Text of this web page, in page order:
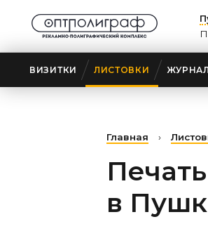
ВИЗИТКИ ЛИСТОВКИ
Главная ›
в